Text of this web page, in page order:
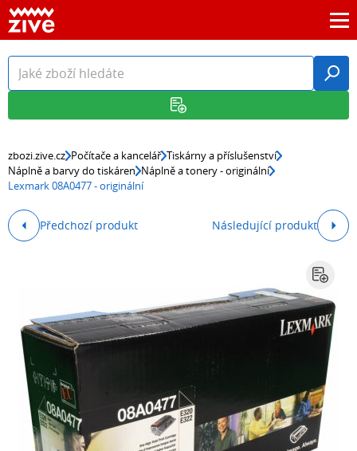
zbozi.zive.cz Počítače a kancelář Tiskárny a příslušenství
Náplně a barvy do tiskáren Náplně a tonery - originální
Lexmark 08A0477 - originální
Předchozí produkt Následující produkt